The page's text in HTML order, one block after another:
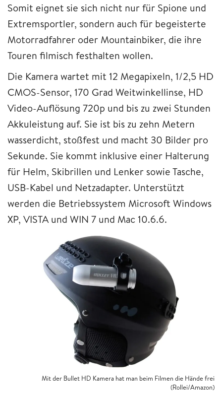
Somit eignet sie sich nicht nur für Spione und
Extremsportler, sondern auch für begeisterte
Motorradfahrer oder Mountainbiker, die ihre
Touren filmisch festhalten wollen.
Die Kamera wartet mit 12 Megapixeln, 1/2,5 HD
CMOS-Sensor, 170 Grad Weitwinkellinse, HD
Video-Auflösung 720p und bis zu zwei Stunden
Akkuleistung auf. Sie ist bis zu zehn Metern
wasserdicht, stoßfest und macht 30 Bilder pro
Sekunde. Sie kommt inklusive einer Halterung
für Helm, Skibrillen und Lenker sowie Tasche,
USB-Kabel und Netzadapter. Unterstützt
werden die Betriebssystem Microsoft Windows
XP, VISTA und WIN 7 und Mac 10.6.6.
Mit der Bullet HD Kamera hat man beim Filmen die Hände frei
(Rollei/Amazon)